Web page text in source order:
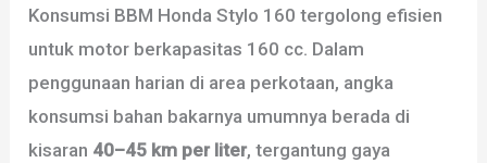
Konsumsi BBM Honda Stylo 160 tergolong efisien
untuk motor berkapasitas 160 cc. Dalam
penggunaan harian di area perkotaan, angka
konsumsi bahan bakarnya umumnya berada di
kisaran 40–45 km per liter, tergantung gaya